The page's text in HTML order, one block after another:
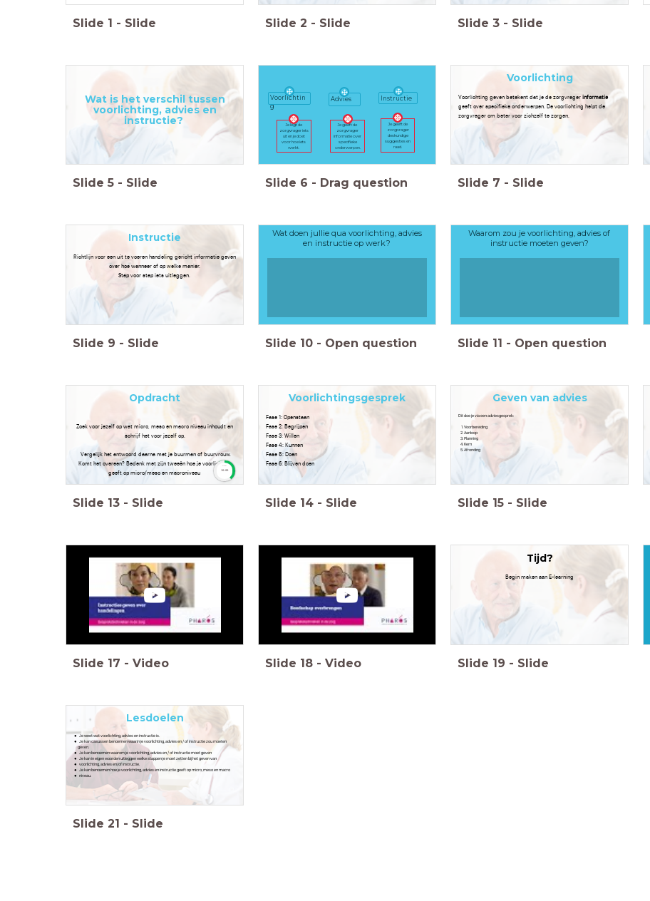
Slide 1 - Slide Slide 2 - Slide Slide 3 - Slide
Wat is het verschil tussen
voorlichting, advies en
instructie?
Slide 5 - Slide
Je geeft de
zorgvrager
informatie over
specifieke
onderwerpen.
Je geeft de
zorgvrager
deskundige
suggesties en
raad.
Je legt de
zorgvrager iets
uit en je doet
voor hoe iets
werkt.
Instructie
Advies
Voorlichtin
g
Slide 6 - Drag question
Voorlichting
Voorlichting geven betekent dat je de zorgvrager informatie
geeft over specifieke onderwerpen. De voorlichting helpt de
zorgvrager om beter voor zichzelf te zorgen.
Slide 7 - Slide
Instructie
Richtlijn voor een uit te voeren handeling gericht informatie geven
over hoe wanneer of op welke manier.
Stap voor stap iets uitleggen.
Slide 9 - Slide
Wat doen jullie qua voorlichting, advies
en instructie op werk?
Slide 10 - Open question
Waarom zou je voorlichting, advies of
instructie moeten geven?
Slide 11 - Open question
Opdracht
Zoek voor jezelf op wat micro, meso en macro niveau inhoudt en
schrijf het voor jezelf op.
Vergelijk het antwoord daarna met je buurman of buurvrouw.
Komt het overeen? Bedenk met zijn tweeën hoe je voorlichting
geeft op micro/meso en macroniveau
10:00
Slide 13 - Slide
Voorlichtingsgesprek
Fase 1: Openstaan
Fase 2: Begrijpen
Fase 3: Willen
Fase 4: Kunnen
Fase 5: Doen
Fase 6: Blijven doen
Slide 14 - Slide
Geven van advies
Dit doe je via een adviesgesprek:
Voorbereiding
Aanloop
Planning
Kern
Afronding
Slide 15 - Slide
Slide 17 - Video Slide 18 - Video
Tijd?
Begin maken aan E-learning
Slide 19 - Slide
Lesdoelen
Je weet wat voorlichting, advies en instructie is.
Je kan casussen benoemen waarin je voorlichting, advies en / of instructie zou moeten
geven.
Je kan benoemen waarom je voorlichting, advies en / of instructie moet geven
Je kan in eigen woorden uitleggen welke stappen je moet zetten bij het geven van
voorlichting, advies en/of instructie.
Je kan benoemen hoe je voorlichting, advies en instructie geeft op micro, meso en macro
niveau.
Slide 21 - Slide